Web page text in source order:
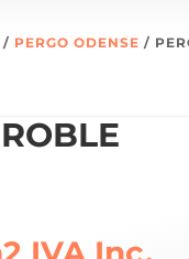
/ PERGO ODENSE /